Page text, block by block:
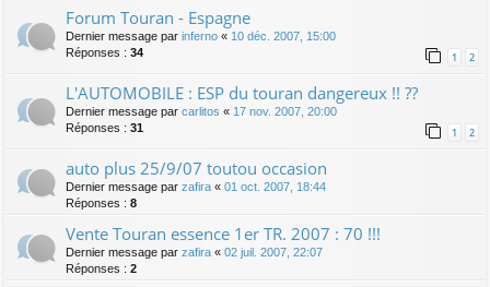
Forum Touran - Espagne
Dernier message par inferno « 10 déc. 2007, 15:00
Réponses : 34 1 2
L'AUTOMOBILE : ESP du touran dangereux !! ??
Dernier message par carlitos « 17 nov. 2007, 20:00
Réponses : 31 1 2
auto plus 25/9/07 toutou occasion
Dernier message par zafira « 01 oct. 2007, 18:44
Réponses : 8
Vente Touran essence 1er TR. 2007 : 70 !!!
Dernier message par zafira « 02 juil. 2007, 22:07
Réponses : 2